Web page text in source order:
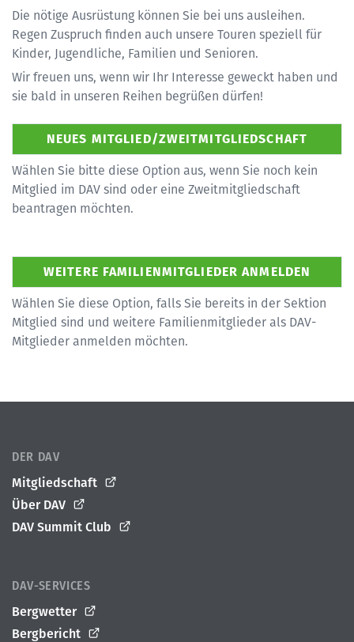
Die nötige Ausrüstung können Sie bei uns ausleihen.
Regen Zuspruch finden auch unsere Touren speziell für
Kinder, Jugendliche, Familien und Senioren.
Wir freuen uns, wenn wir Ihr Interesse geweckt haben und
sie bald in unseren Reihen begrüßen dürfen!
Wählen Sie bitte diese Option aus, wenn Sie noch kein
Mitglied im DAV sind oder eine Zweitmitgliedschaft
beantragen möchten.
Wählen Sie diese Option, falls Sie bereits in der Sektion
Mitglied sind und weitere Familienmitglieder als DAV-
Mitglieder anmelden möchten.
DER DAV
Mitgliedschaft
Über DAV
DAV Summit Club
DAV-SERVICES
Bergwetter
Bergbericht